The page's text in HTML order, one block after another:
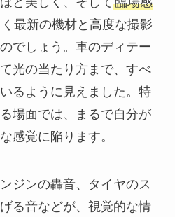
最新の機材と高度な撮影
でしょう。車のディテー
光の当たり方まで、すべ
るように見えました。特
場面では、まるで自分が
感覚に陥ります。
ジンの轟音、タイヤのス
る音などが、視覚的な情